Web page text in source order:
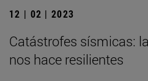
12 | 02 | 2023
Catástrofes sísmicas:
nos hace resilientes